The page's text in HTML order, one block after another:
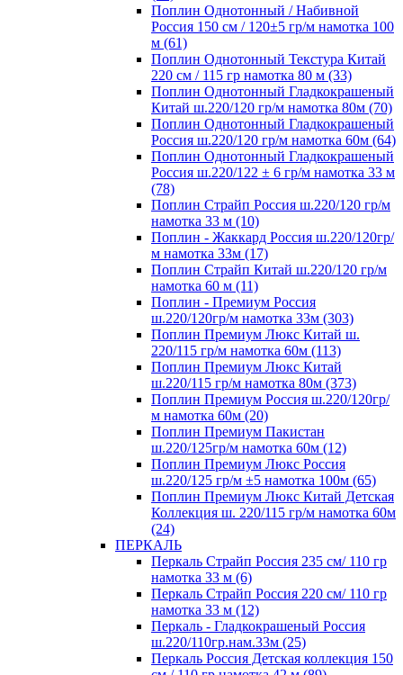
Поплин Однотонный / Набивной
Россия 150 см / 120±5 гр/м намотка 100
м (61)
Поплин Однотонный Текстура Китай
220 см / 115 гр намотка 80 м (33)
Поплин Однотонный Гладкокрашеный
Китай ш.220/120 гр/м намотка 80м (70)
Поплин Однотонный Гладкокрашеный
Россия ш.220/120 гр/м намотка 60м (64)
Поплин Однотонный Гладкокрашеный
Россия ш.220/122 ± 6 гр/м намотка 33 м
(78)
Поплин Страйп Россия ш.220/120 гр/м
намотка 33 м (10)
Поплин - Жаккард Россия ш.220/120гр/
м намотка 33м (17)
Поплин Страйп Китай ш.220/120 гр/м
намотка 60 м (11)
Поплин - Премиум Россия
ш.220/120гр/м намотка 33м (303)
Поплин Премиум Люкс Китай ш.
220/115 гр/м намотка 60м (113)
Поплин Премиум Люкс Китай
ш.220/115 гр/м намотка 80м (373)
Поплин Премиум Россия ш.220/120гр/
м намотка 60м (20)
Поплин Премиум Пакистан
ш.220/125гр/м намотка 60м (12)
Поплин Премиум Люкс Россия
ш.220/125 гр/м ±5 намотка 100м (65)
Поплин Премиум Люкс Китай Детская
Коллекция ш. 220/115 гр/м намотка 60м
(24)
ПЕРКАЛЬ
Перкаль Страйп Россия 235 см/ 110 гр
намотка 33 м (6)
Перкаль Страйп Россия 220 см/ 110 гр
намотка 33 м (12)
Перкаль - Гладкокрашеный Россия
ш.220/110гр.нам.33м (25)
Перкаль Россия Детская коллекция 150